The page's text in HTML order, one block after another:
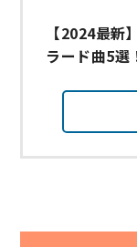
【2024最新
ラード曲5選